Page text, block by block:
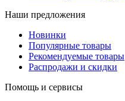
Наши предложения
Новинки
Популярные товары
Рекомендуемые товары
Распродажи и скидки
Помощь и сервисы